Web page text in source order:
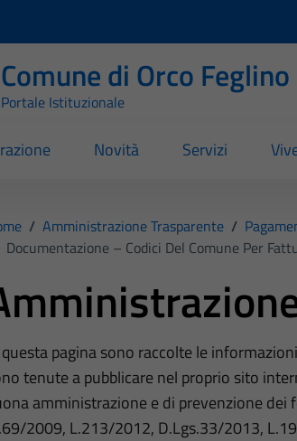
Comune di Orco Feglino
Portale Istituzionale
Novità Servizi
/ Amministrazione Trasparente /
Documentazione – Codici Del Comune Per
pagina sono raccolte le
tenute a pubblicare nel proprio sito
amministrazione e di prevenzione dei
2009, L.213/2012, D.Lgs.33/2013,